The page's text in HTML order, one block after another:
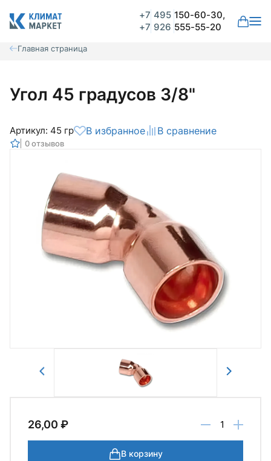
+7 495 150-60-30,
+7 926 555-55-20
Главная страница
Угол 45 градусов 3/8"
Артикул: 45 гр В избранное В сравнение
0 отзывов
26,00 ₽
В корзину
Комментарий
Отправить
покупки на нашем сайте и ваш аккаунт
был создан автоматически.
Для оформления заказа необходимо
войти в личный кабинет.
Авторизоваться